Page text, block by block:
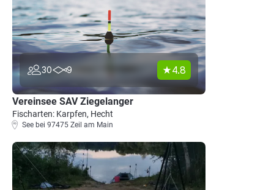
30 9 4.8
Vereinsee SAV Ziegelanger
Fischarten: Karpfen, Hecht
See bei 97475 Zeil am Main